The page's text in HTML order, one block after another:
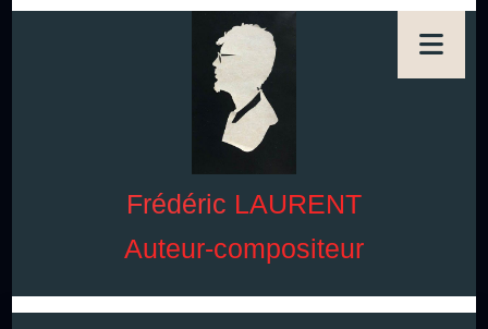
Frédéric LAURENT
Auteur-compositeur